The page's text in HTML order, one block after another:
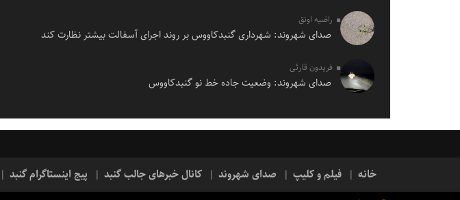
راضیه اونق
صدای شهروند: شهرداری گنبدکاووس بر روند اجرای آسفالت بیشتر نظارت کند
فریدون قارئی
صدای شهروند: وضعیت جاده خط نو گنبدکاووس
خانه فیلم و کلیپ صدای شهروند کانال خبرهای جالب گنبد پیج اینستاگرام گنبد